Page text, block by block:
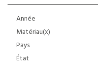
Année
Matériau(x)
Pays
État